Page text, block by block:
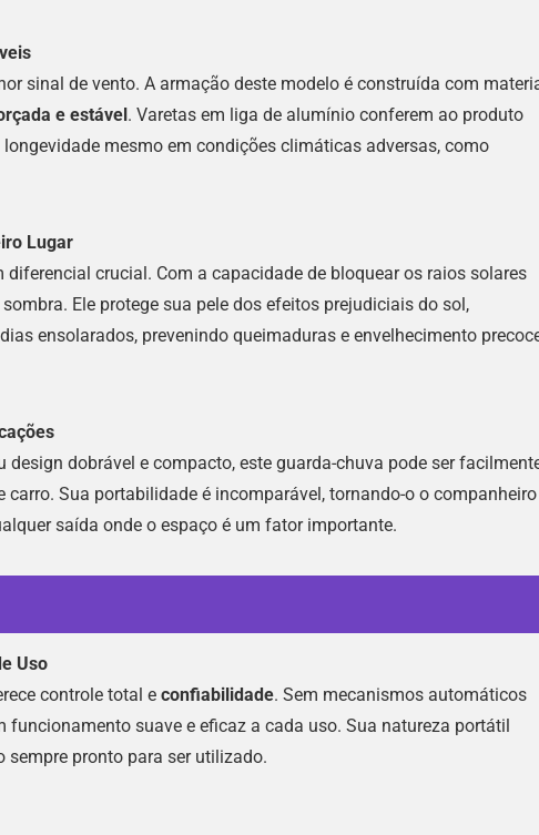
sinal de vento. A armação deste modelo é construída com
e estável . Varetas em liga de alumínio conferem ao produto
mesmo em condições climáticas adversas, como
Lugar
crucial. Com a capacidade de bloquear os raios solares
Ele protege sua pele dos efeitos prejudiciais do sol,
ensolarados, prevenindo queimaduras e envelhecimento
dobrável e compacto, este guarda-chuva pode ser
Sua portabilidade é incomparável, tornando-o o companheiro
saída onde o espaço é um fator importante.
Uso
controle total e confiabilidade. Sem mecanismos automáticos
suave e eficaz a cada uso. Sua natureza portátil
pronto para ser utilizado.